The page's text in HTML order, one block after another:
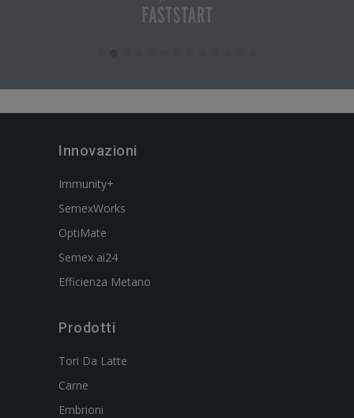
Innovazioni
Immunity+
SemexWorks
OptiMate
Semex ai24
Efficienza Metano
Prodotti
Tori Da Latte
Carne
Embrioni